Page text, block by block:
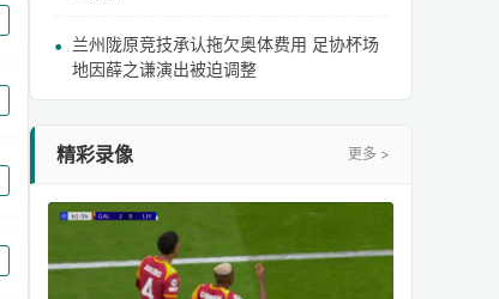
兰州陇原竞技承认拖欠奥体费用 足协杯场
地因薛之谦演出被迫调整
精彩录像 更多 >